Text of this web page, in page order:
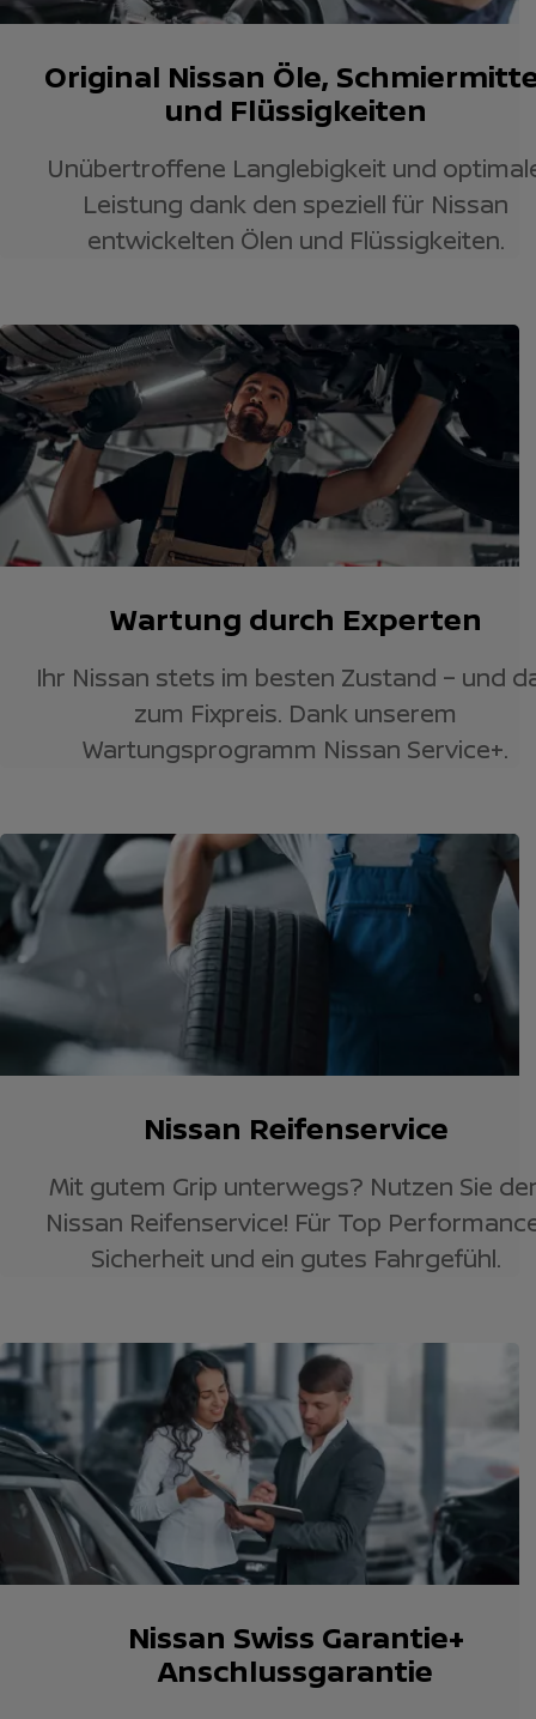
Original Nissan Öle,
und Flüssigkeiten
Unübertroffene Langlebigkeit und
Leistung dank den speziell für Nissan
entwickelten Ölen und Flüssigkeiten.
Wartung durch Experten
Ihr Nissan stets im besten Zustand – und
zum Fixpreis. Dank unserem
Wartungsprogramm Nissan Service+.
Nissan Reifenservice
Mit gutem Grip unterwegs? Nutzen Sie
Nissan Reifenservice! Für Top
Sicherheit und ein gutes Fahrgefühl.
Nissan Swiss Garantie+
Anschlussgarantie